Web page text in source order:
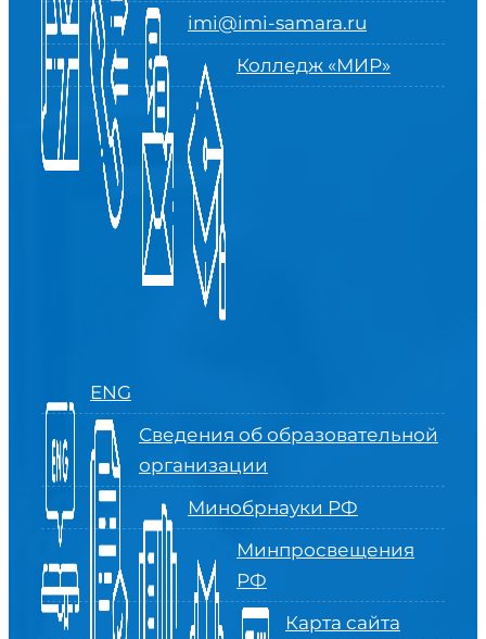
imi@imi-samara.ru
Колледж «МИР»
ENG
Сведения об образовательной
организации
Минобрнауки РФ
Минпросвещения
РФ
Карта сайта